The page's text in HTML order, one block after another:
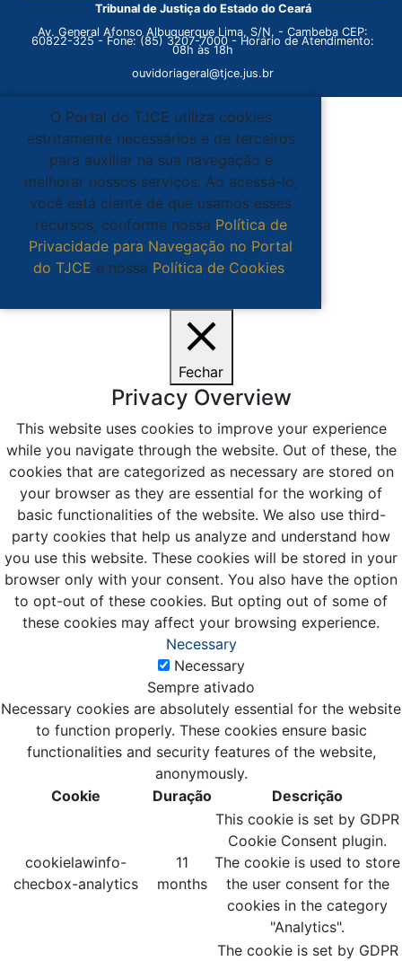
Tribunal de Justiça do Estado do Ceará
Av. General Afonso Albuquerque Lima, S/N. - Cambeba CEP:
60822-325 - Fone: (85) 3207-7000 - Horário de Atendimento:
08h às 18h
ouvidoriageral@tjce.jus.br
O Portal do TJCE utiliza cookies
estritamente necessários e de terceiros
para auxiliar na sua navegação e
melhorar nossos serviços. Ao acessá-lo,
você está ciente de que usamos esses
recursos, conforme nossa Política de
Privacidade para Navegação no Portal
do TJCE e nossa Política de Cookies.
Fechar
Privacy Overview
This website uses cookies to improve your experience
while you navigate through the website. Out of these, the
cookies that are categorized as necessary are stored on
your browser as they are essential for the working of
basic functionalities of the website. We also use third-
party cookies that help us analyze and understand how
you use this website. These cookies will be stored in your
browser only with your consent. You also have the option
to opt-out of these cookies. But opting out of some of
these cookies may affect your browsing experience.
Necessary
Necessary
Sempre ativado
Necessary cookies are absolutely essential for the website
to function properly. These cookies ensure basic
functionalities and security features of the website,
anonymously.
Cookie
Duração Descrição
cookielawinfo-
checbox-analytics
11
months
This cookie is set by GDPR
Cookie Consent plugin.
The cookie is used to store
the user consent for the
cookies in the category
"Analytics".
The cookie is set by GDPR